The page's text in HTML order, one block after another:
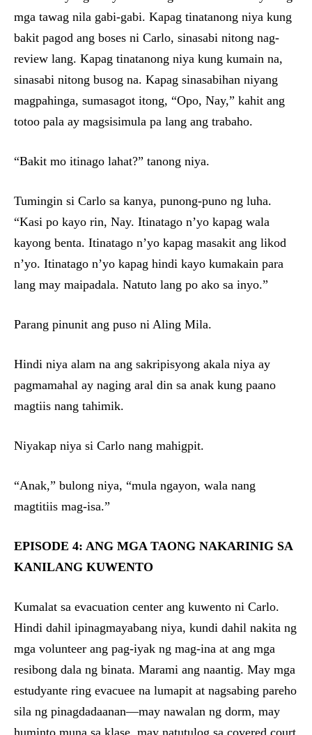
mga tawag nila gabi-gabi. Kapag tinatanong niya kung
bakit pagod ang boses ni Carlo, sinasabi nitong nag-
review lang. Kapag tinatanong niya kung kumain na,
sinasabi nitong busog na. Kapag sinasabihan niyang
magpahinga, sumasagot itong, “Opo, Nay,” kahit ang
totoo pala ay magsisimula pa lang ang trabaho.
“Bakit mo itinago lahat?” tanong niya.
Tumingin si Carlo sa kanya, punong-puno ng luha.
“Kasi po kayo rin, Nay. Itinatago n’yo kapag wala
kayong benta. Itinatago n’yo kapag masakit ang likod
n’yo. Itinatago n’yo kapag hindi kayo kumakain para
lang may maipadala. Natuto lang po ako sa inyo.”
Parang pinunit ang puso ni Aling Mila.
Hindi niya alam na ang sakripisyong akala niya ay
pagmamahal ay naging aral din sa anak kung paano
magtiis nang tahimik.
Niyakap niya si Carlo nang mahigpit.
“Anak,” bulong niya, “mula ngayon, wala nang
magtitiis mag-isa.”
EPISODE 4: ANG MGA TAONG NAKARINIG SA
KANILANG KUWENTO
Kumalat sa evacuation center ang kuwento ni Carlo.
Hindi dahil ipinagmayabang niya, kundi dahil nakita ng
mga volunteer ang pag-iyak ng mag-ina at ang mga
resibong dala ng binata. Marami ang naantig. May mga
estudyante ring evacuee na lumapit at nagsabing pareho
sila ng pinagdadaanan—may nawalan ng dorm, may